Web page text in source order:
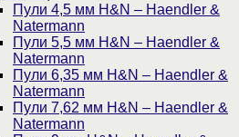
Пули 4,5 мм H&N – Haendler &
Natermann
Пули 5,5 мм H&N – Haendler &
Natermann
Пули 6,35 мм H&N – Haendler &
Natermann
Пули 7,62 мм H&N – Haendler &
Natermann